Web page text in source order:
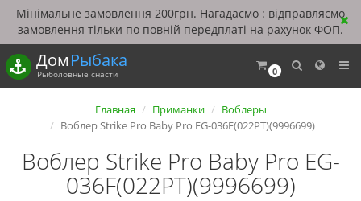
Мінімальне замовлення 200грн. Нагадаємо : відправляємо
замовлення тільки по повній передплаті на рахунок ФОП.
0
ДомРыбака
Рыболовные снасти
Главная Приманки
Воблеры
Воблер Strike Pro Baby Pro EG-036F(022PT)(9996699)
Воблер Strike Pro Baby Pro EG-
036F(022PT)(9996699)